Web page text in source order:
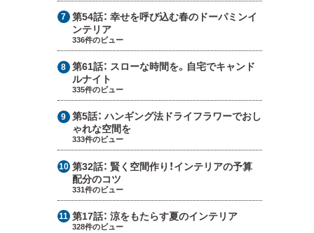
第54話：幸せを呼び込む春のドーパミンイ
ンテリア
336件のビュー
第61話： スローな時間を。自宅でキャンド
ルナイト
335件のビュー
第5話：ハンギング法ドライフラワーでおし
ゃれな空間を
333件のビュー
第32話： 賢く空間作り！インテリアの予算
配分のコツ
331件のビュー
第17話：涼をもたらす夏のインテリア
328件のビュー